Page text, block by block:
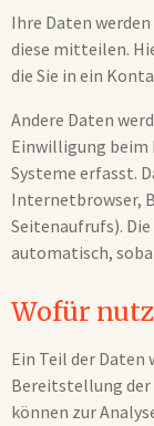
Ihre Daten werden
diese mitteilen.
die Sie in ein
Andere Daten
Einwilligung beim
Systeme erfasst.
Internetbrowser,
Seitenaufrufs).
automatisch,
Wofür
Ein Teil der
Bereitstellung der
können zur